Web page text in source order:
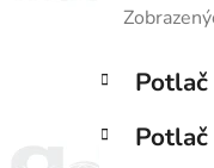
Preskočiť
kategórie
K
a
e